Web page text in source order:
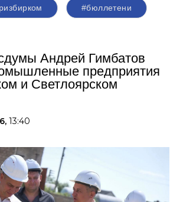
#бюллетени
Андрей Гимбатов
предприятия
и Светлоярском
13:40